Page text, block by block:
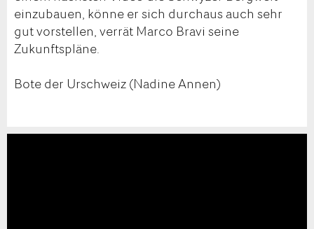
einzubauen, könne er sich durchaus auch sehr
gut vorstellen, verrät Marco Bravi seine
Zukunftspläne.
Bote der Urschweiz (Nadine Annen)